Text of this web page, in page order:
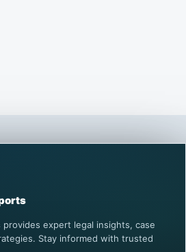
provides expert legal insights, case
Stay informed with trusted